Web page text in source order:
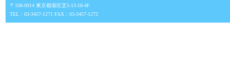
〒108-0014 東京都港区芝5-13-18-4F
TEL：03-3457-1271 FAX：03-3457-1272